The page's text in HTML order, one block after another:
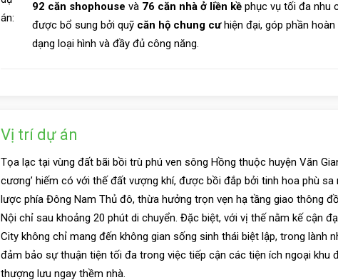
án:
92 căn shophouse và 76 căn nhà ở liền kềphục vụ tối đa nhu
được bổ sung bởi quỹ căn hộ chung cưhiện đại, góp phần
dạng loại hình và đầy đủ công năng.
Vị trí dự án
Tọa lạc tại vùng đất bãi bồi trù phú ven sông Hồng thuộc huyện Văn
cương’ hiếm có với thế đất vượng khí, được bồi đắp bởi tinh hoa phù
lược phía Đông Nam Thủ đô, thừa hưởng trọn vẹn hạ tầng giao thông
Nội chỉ sau khoảng 20 phút di chuyển. Đặc biệt, với vị thế nằm kế cận
City không chỉ mang đến không gian sống sinh thái biệt lập, trong
đảm bảo sự thuận tiện tối đa trong việc tiếp cận các tiện ích ngoại khu
thượng lưu ngay thềm nhà.